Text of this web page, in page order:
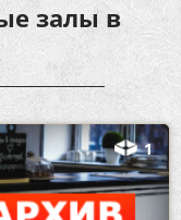
залы в
1